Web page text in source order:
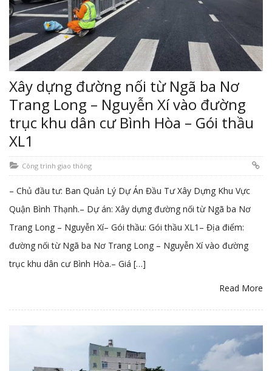
Xây dựng đường nối từ Ngã ba Nơ
Trang Long – Nguyễn Xí vào đường
trục khu dân cư Bình Hòa – Gói thầu
XL1
Công trình giao thông
– Chủ đầu tư: Ban Quản Lý Dự Án Đầu Tư Xây Dựng Khu Vực
Quận Bình Thạnh.– Dự án: Xây dựng đường nối từ Ngã ba Nơ
Trang Long – Nguyễn Xí– Gói thầu: Gói thầu XL1– Địa điểm:
đường nối từ Ngã ba Nơ Trang Long – Nguyễn Xí vào đường
trục khu dân cư Bình Hòa.– Giá […]
Read More